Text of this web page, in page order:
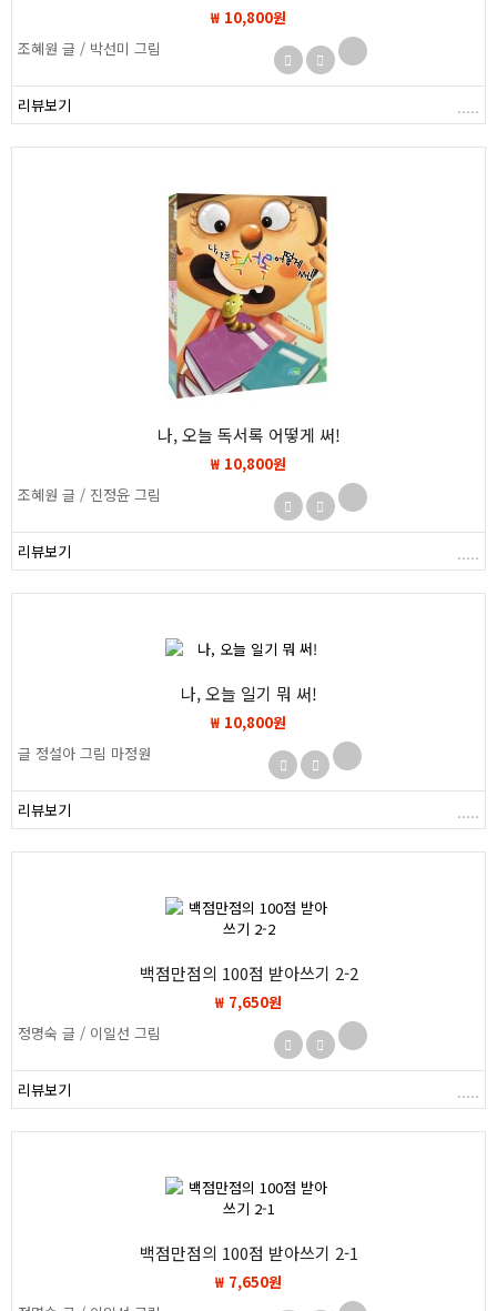
₩ 10,800원
조혜원 글 / 박선미 그림
리뷰보기
나, 오늘 독서록 어떻게 써!
₩ 10,800원
조혜원 글 / 진정윤 그림
리뷰보기
나, 오늘 일기 뭐 써!
₩ 10,800원
글 정설아 그림 마정원
리뷰보기
백점만점의 100점 받아쓰기 2-2
₩ 7,650원
정명숙 글 / 이일선 그림
리뷰보기
백점만점의 100점 받아쓰기 2-1
₩ 7,650원